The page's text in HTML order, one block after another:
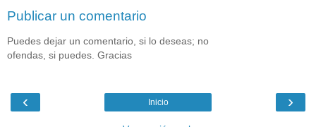
Publicar un comentario
Puedes dejar un comentario, si lo deseas; no
ofendas, si puedes. Gracias
‹ ›
Inicio